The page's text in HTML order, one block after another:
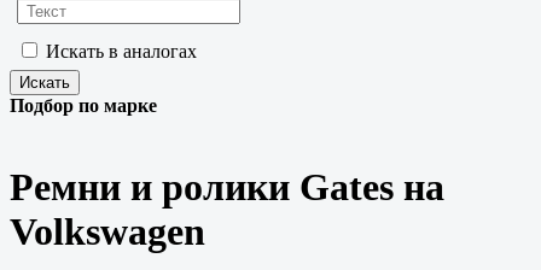
Искать в аналогах
Подбор по марке
Ремни и ролики Gates на
Volkswagen